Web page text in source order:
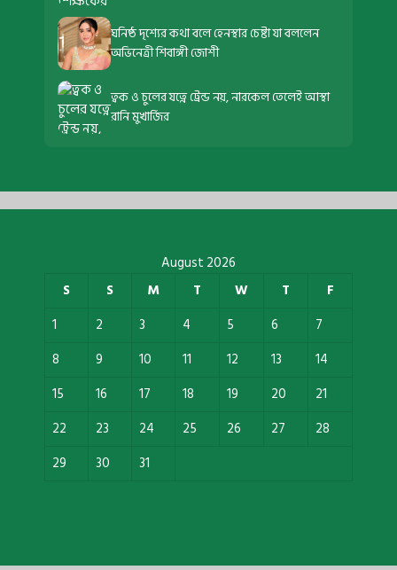
ঘনিষ্ঠ দৃশ্যের কথা বলে হেনস্থার চেষ্টা যা বললেন
অভিনেত্রী শিবাঙ্গী জোশী
ত্বক ও চুলের যত্নে ট্রেন্ড নয়, নারকেল তেলেই আস্থা
রানি মুখার্জির
August 2026
S
S M T W T
F
1
2 3 4 5 6
7
8
9 10 11 12 13
14
15
16 17 18 19 20
21
22
23 24 25 26 27
28
29
30 31